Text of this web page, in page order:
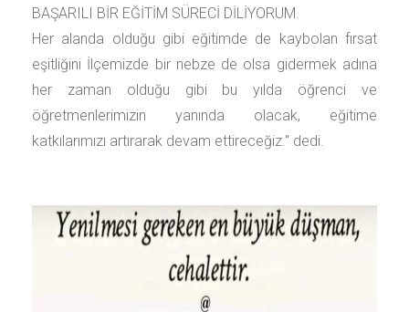
BAŞARILI BİR EĞİTİM SÜRECİ DİLİYORUM.
Her alanda olduğu gibi eğitimde de kaybolan fırsat
eşitliğini İlçemizde bir nebze de olsa gidermek adına
her zaman olduğu gibi bu yılda öğrenci ve
öğretmenlerimizin yanında olacak, eğitime
katkılarımızı artırarak devam ettireceğiz.'' dedi.